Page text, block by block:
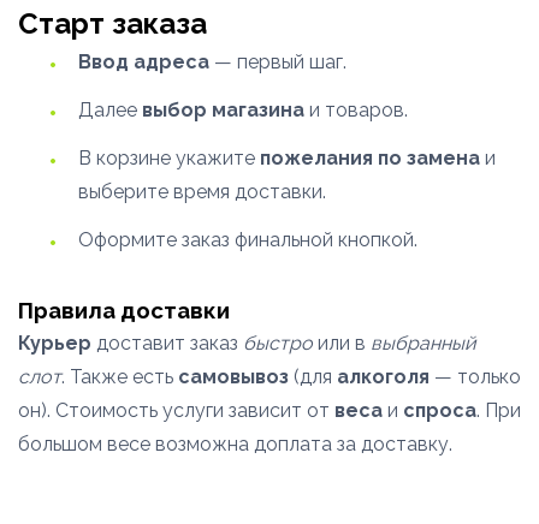
Старт заказа
Ввод адреса — первый шаг.
Далее выбор магазина и товаров.
В корзине укажите пожелания по замена и
выберите время доставки.
Оформите заказ финальной кнопкой.
Правила доставки
Курьер доставит заказ быстро или в выбранный
слот. Также есть самовывоз (для алкоголя — только
он). Стоимость услуги зависит от веса и спроса. При
большом весе возможна доплата за доставку.